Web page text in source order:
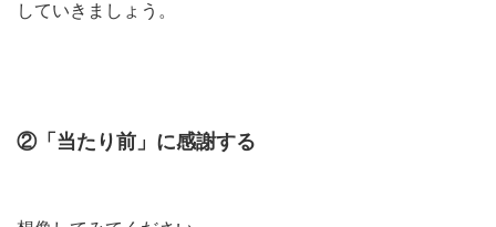
していきましょう。
②「当たり前」に感謝する